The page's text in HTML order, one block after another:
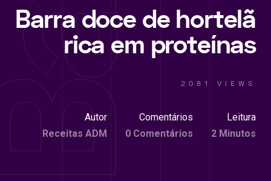
Barra doce de hortelã
rica em proteínas
2081 VIEWS
Autor
Receitas ADM
Comentários
0 Comentários
Leitura
2 Minutos